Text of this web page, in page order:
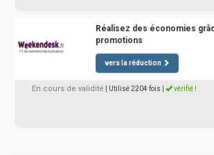
Réalisez des économies
promotions
vers la réduction
En cours de validité | Utilisé 2204 fois vérifié !